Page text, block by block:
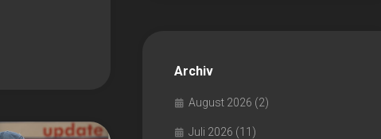
Archiv
August 2026 (2)
Juli 2026 (11)